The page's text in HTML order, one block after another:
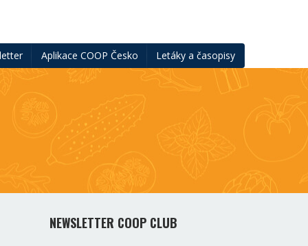
Aplikace COOP Česko Letáky a časopisy
NEWSLETTER COOP CLUB